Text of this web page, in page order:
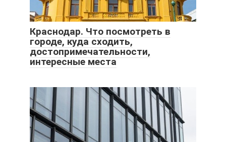
Краснодар. Что посмотреть в
городе, куда сходить,
достопримечательности,
интересные места